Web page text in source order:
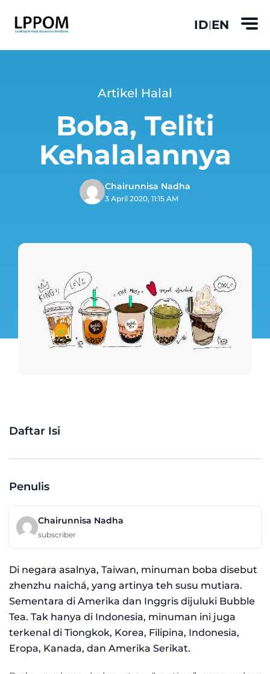
ID|EN
Artikel Halal
Boba, Teliti
Kehalalannya
Chairunnisa Nadha
3 April 2020, 11:15 AM
Daftar Isi
Penulis
Chairunnisa Nadha
subscriber
Di negara asalnya, Taiwan, minuman boba disebut
zhenzhu naichá, yang artinya teh susu mutiara.
Sementara di Amerika dan Inggris dijuluki Bubble
Tea. Tak hanya di Indonesia, minuman ini juga
terkenal di Tiongkok, Korea, Filipina, Indonesia,
Eropa, Kanada, dan Amerika Serikat.